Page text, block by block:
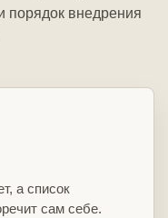
порядок внедрения
а список
сам себе.